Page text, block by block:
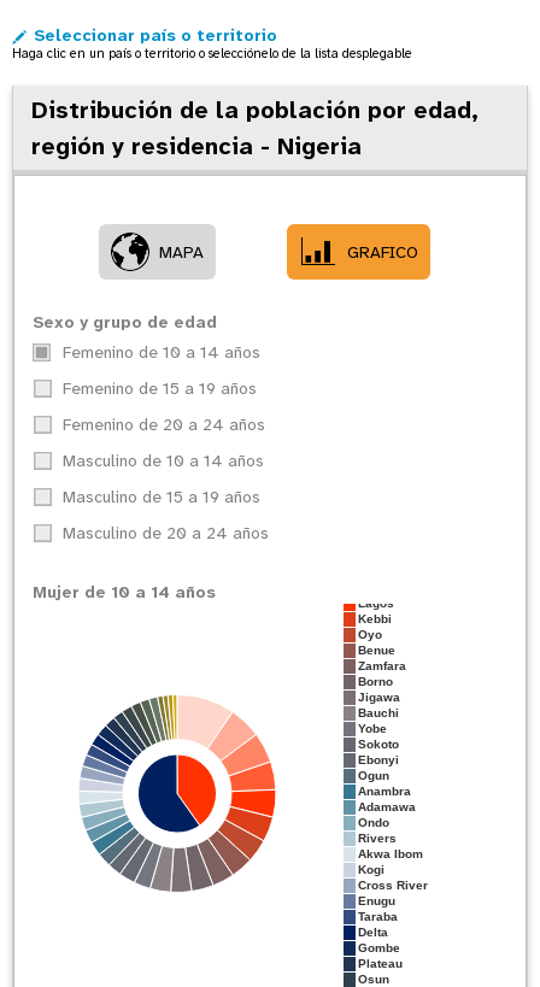
o
n
Seleccionar país o territorio
Haga clic en un país o territorio o selecciónelo de la lista desplegable
Distribución de la población por edad,
región y residencia - Nigeria
MAPA GRAFICO
Sexo y grupo de edad
Femenino de 10 a 14 años
Femenino de 15 a 19 años
Femenino de 20 a 24 años
Masculino de 10 a 14 años
Masculino de 15 a 19 años
Masculino de 20 a 24 años
Mujer de 10 a 14 años
Lagos
Kebbi
Oyo
Benue
Zamfara
Borno
Jigawa
Bauchi
Yobe
Sokoto
Ebonyi
Ogun
Anambra
Adamawa
Ondo
Rivers
Akwa Ibom
Kogi
Cross River
Enugu
Taraba
Delta
Gombe
Plateau
Osun